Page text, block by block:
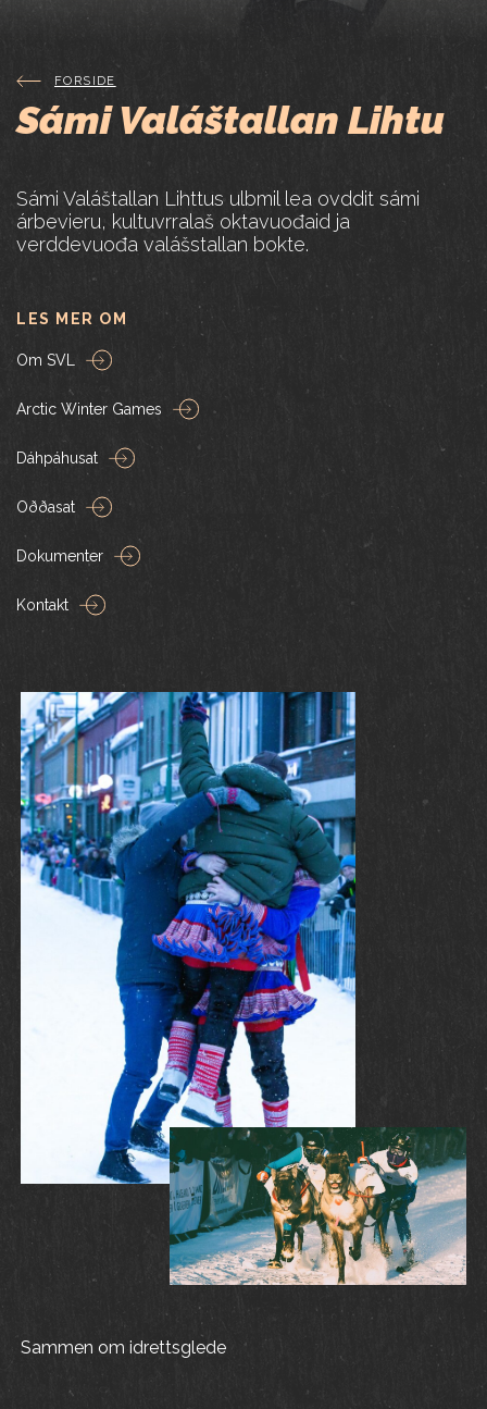
FORSIDE
Sámi Valáštallan Lihtu
Sámi Valáštallan Lihttus ulbmil lea ovddit sámi
árbevieru, kultuvrralaš oktavuođaid ja
verddevuođa valášstallan bokte.
LES MER OM
Om SVL
Arctic Winter Games
Dáhpáhusat
Oððasat
Dokumenter
Kontakt
Sammen om idrettsglede